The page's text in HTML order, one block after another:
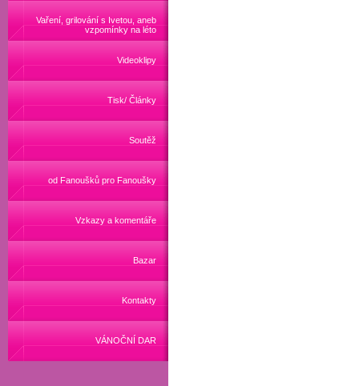
Vaření, grilování s Ivetou, aneb
vzpomínky na léto
Videoklipy
Tisk/ Články
Soutěž
od Fanoušků pro Fanoušky
Vzkazy a komentáře
Bazar
Kontakty
VÁNOČNÍ DAR